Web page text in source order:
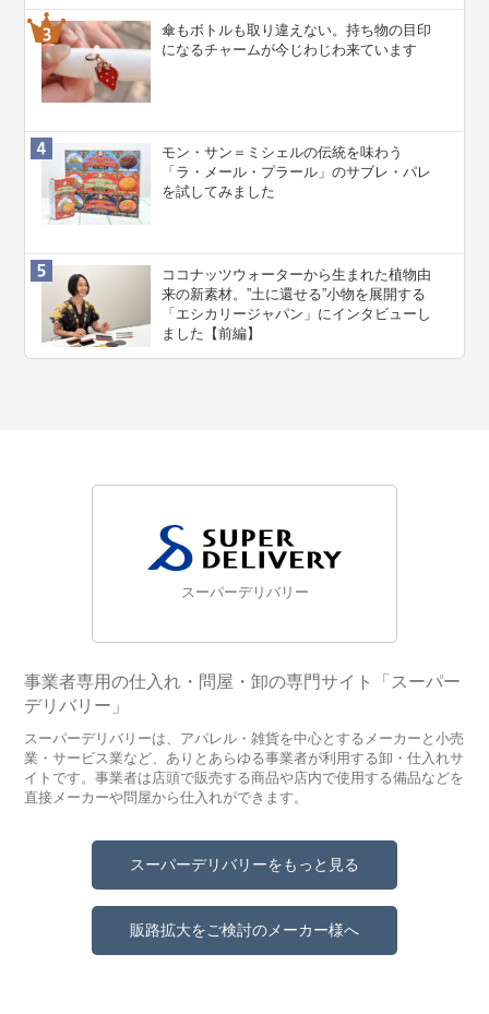
傘もボトルも取り違えない。持ち物の目印
になるチャームが今じわじわ来ています
モン・サン＝ミシェルの伝統を味わう
「ラ・メール・プラール」のサブレ・パレ
を試してみました
ココナッツウォーターから生まれた植物由
来の新素材。”⼟に還せる”小物を展開する
「エシカリージャパン」にインタビューし
ました【前編】
スーパーデリバリー
事業者専用の仕入れ・問屋・卸の専門サイト「スーパー
デリバリー」
スーパーデリバリーは、アパレル・雑貨を中心とするメーカーと小売
業・サービス業など、ありとあらゆる事業者が利用する卸・仕入れサ
イトです。事業者は店頭で販売する商品や店内で使用する備品などを
直接メーカーや問屋から仕入れができます。
スーパーデリバリーをもっと見る
販路拡大をご検討のメーカー様へ